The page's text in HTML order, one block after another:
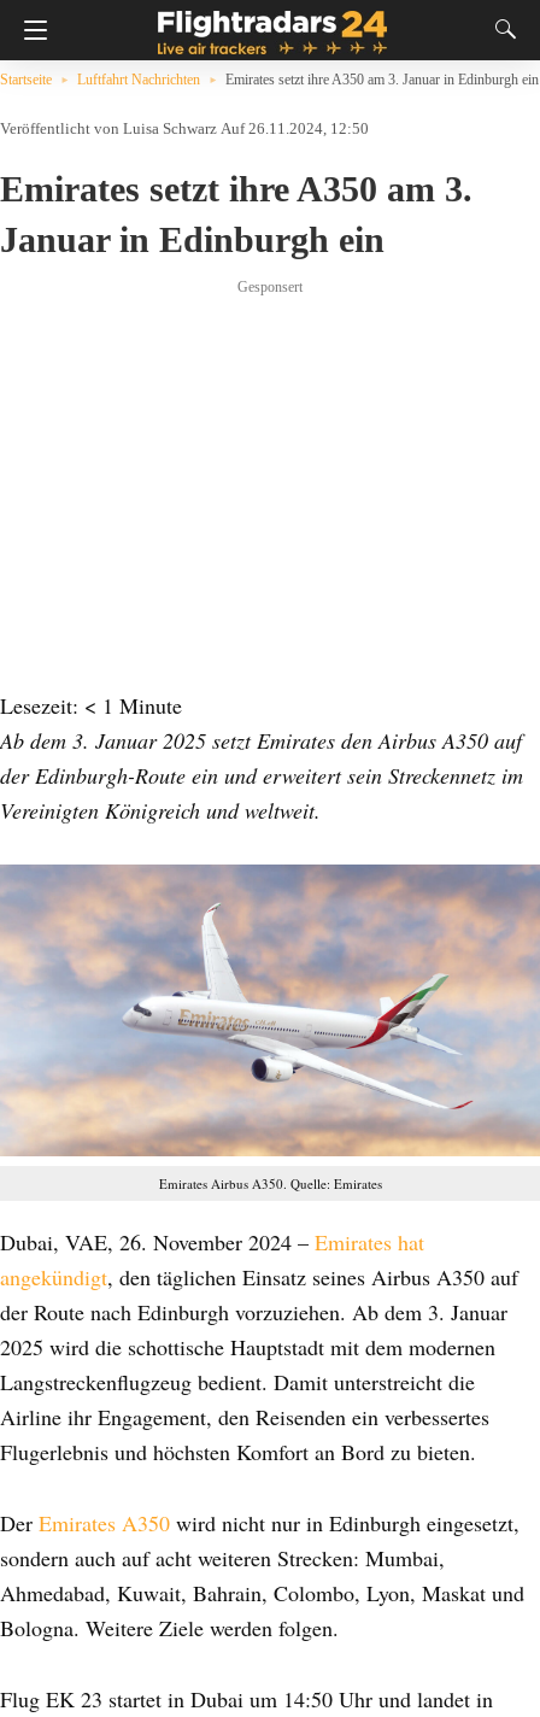
Startseite Luftfahrt Nachrichten Emirates setzt ihre A350 am 3. Januar in Edinburgh ein
Luisa Schwarz Auf 26.11.2024, 12:50
Emirates setzt ihre A350 am 3.
Januar in Edinburgh ein
Gesponsert
Lesezeit: < 1 Minute
Ab dem 3. Januar 2025 setzt Emirates den Airbus A350 auf
der Edinburgh-Route ein und erweitert sein Streckennetz im
Vereinigten Königreich und weltweit.
Emirates Airbus A350. Quelle: Emirates
Dubai, VAE, 26. November 2024 – Emirates hat
angekündigt, den täglichen Einsatz seines Airbus A350 auf
der Route nach Edinburgh vorzuziehen. Ab dem 3. Januar
2025 wird die schottische Hauptstadt mit dem modernen
Langstreckenflugzeug bedient. Damit unterstreicht die
Airline ihr Engagement, den Reisenden ein verbessertes
Flugerlebnis und höchsten Komfort an Bord zu bieten.
Der Emirates A350 wird nicht nur in Edinburgh eingesetzt,
sondern auch auf acht weiteren Strecken: Mumbai,
Ahmedabad, Kuwait, Bahrain, Colombo, Lyon, Maskat und
Bologna. Weitere Ziele werden folgen.
Flug EK 23 startet in Dubai um 14:50 Uhr und landet in